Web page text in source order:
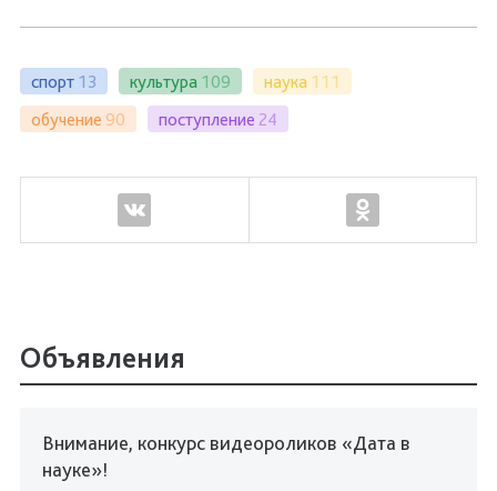
спорт 13 культура 109 наука 111
обучение 90 поступление 24
Объявления
Внимание, конкурс видеороликов «Дата в
науке»!